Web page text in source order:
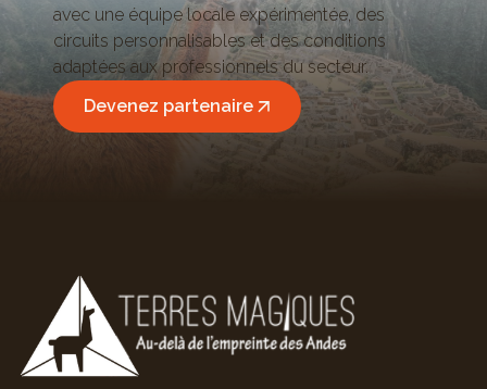
avec une équipe locale expérimentée, des
circuits personnalisables et des conditions
adaptées aux professionnels du secteur.
Devenez partenaire